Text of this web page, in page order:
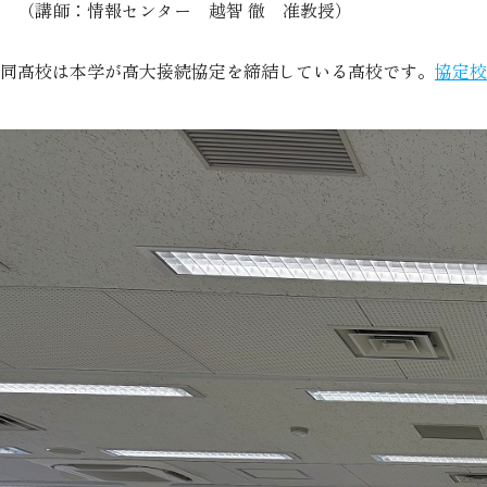
（講師：情報センター 越智 徹 准教授）
同高校は本学が高大接続協定を締結している高校です。 協定